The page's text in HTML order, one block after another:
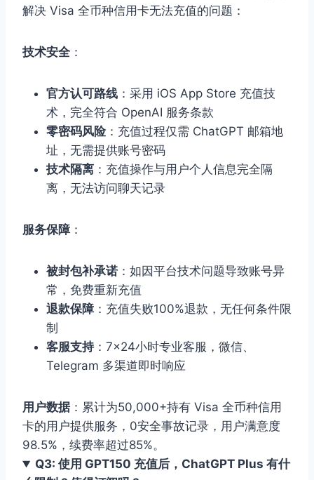
解决 Visa 全币种信用卡无法充值的问题：
技术安全 ：
官方认可路线 ：采用 iOS App Store 充值技
术，完全符合 OpenAI 服务条款
零密码风险：充值过程仅需 ChatGPT 邮箱地
址，无需提供账号密码
技术隔离 ：充值操作与用户个人信息完全隔
离，无法访问聊天记录
服务保障 ：
被封包补承诺：如因平台技术问题导致账号异
常，免费重新充值
退款保障 ：充值失败100%退款，无任何条件限
制
客服支持：7×24小时专业客服，微信、
Telegram 多渠道即时响应
用户数据：累计为50,000+持有 Visa 全币种信用
卡的用户提供服务，0安全事故记录，用户满意度
98.5%，续费率超过85%。
Q3: 使用 GPT150 充值后，ChatGPT Plus 有什